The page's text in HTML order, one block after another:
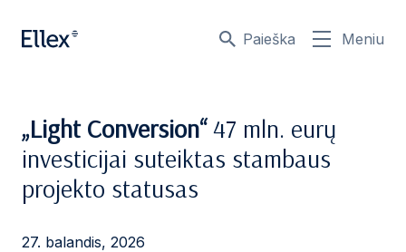
Paieška Meniu
„Light Conversion“47 mln. eurų
investicijai suteiktas stambaus
projekto statusas
27. balandis, 2026